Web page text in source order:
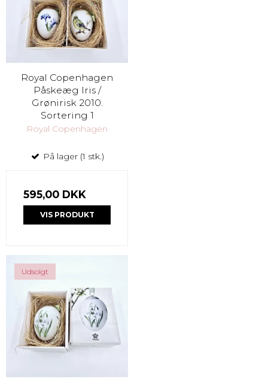
Royal Copenhagen
Påskeæg Iris /
Grønirisk 2010.
Sortering 1
Royal Copenhagen
På lager (1 stk.)
595,00 DKK
VIS PRODUKT
Udsolgt